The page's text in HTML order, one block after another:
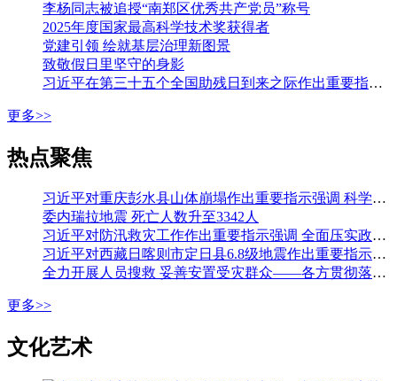
李杨同志被追授“南郑区优秀共产党员”称号
2025年度国家最高科学技术奖获得者
党建引领 绘就基层治理新图景
致敬假日里坚守的身影
习近平在第三十五个全国助残日到来之际作出重要指示强调 从自强模范身上汲取精神力量 勇敢克服困难挑战积极追求人生梦想 李强会见第七次全国自强模范暨助残先进表彰大会代表
更多>>
热点聚焦
习近平对重庆彭水县山体崩塌作出重要指示强调 科学组织搜救 加强监测预警和巡查排险 切实保障人民群众生命财产安全 李强作出批示
委内瑞拉地震 死亡人数升至3342人
习近平对防汛救灾工作作出重要指示强调 全面压实政治责任 落实落细各项防汛措施 全力保障人民生命财产安全 李强作出批示
习近平对西藏日喀则市定日县6.8级地震作出重要指示强调 全力开展人员搜救 最大限度减少人员伤亡 妥善安置受灾群众 确保安全温暖过冬 李强作出批示
全力开展人员搜救 妥善安置受灾群众——各方贯彻落实习近平总书记重要指示全力开展西藏定日县地震大救援
更多>>
文化艺术